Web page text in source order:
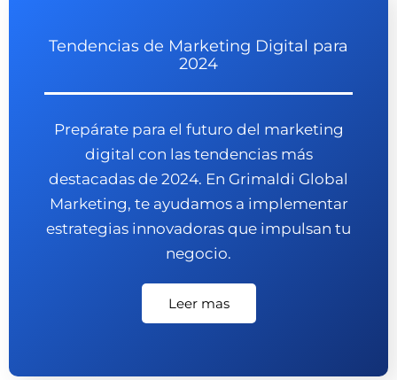
Tendencias de Marketing Digital para
2024
Prepárate para el futuro del marketing
digital con las tendencias más
destacadas de 2024. En Grimaldi Global
Marketing, te ayudamos a implementar
estrategias innovadoras que impulsan tu
negocio.
Leer mas